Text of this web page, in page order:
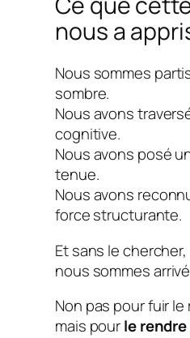
nous a
Nous sommes
sombre.
Nous avons
cognitive.
Nous avons posé
tenue.
Nous avons
force structurante.
Et sans le chercher,
nous sommes
Non pas pour fuir le
mais pourle